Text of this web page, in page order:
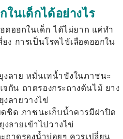
ในเด็กได้อย่างไร
ดออกในเด็กได้ไม่ยาก แค่ทำ
ง การเป็นโรคไข้เลือดออกใน
งลาย หมั่นเทน้ำขังในภาชนะ
กัน ถาดรองกระถางต้นไม้ ยาง
งลายวางไข่
ชิด ภาชนะเก็บน้ำควรมีฝาปิด
ลายเข้าไปวางไข่
ถาดรองน้ำบ่อยๆ ควรเปลี่ยน